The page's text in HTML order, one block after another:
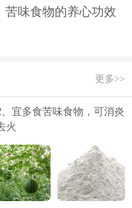
苦味食物的养心功效
更多>>
宜多食苦味食物，可消炎
火